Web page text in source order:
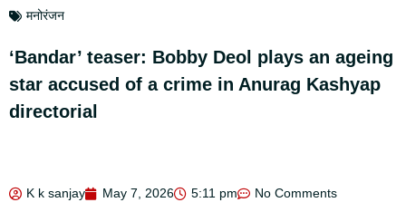
मनोरंजन
‘Bandar’ teaser: Bobby Deol plays an ageing
star accused of a crime in Anurag Kashyap
directorial
K k sanjay May 7, 2026 5:11 pm No Comments